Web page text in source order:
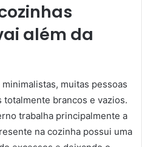
além da
muitas pessoas
totalmente brancos e vazios.
trabalha principalmente a
na cozinha possui uma